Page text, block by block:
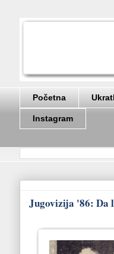
Početna
Instagram
Jugovizija '86: Da